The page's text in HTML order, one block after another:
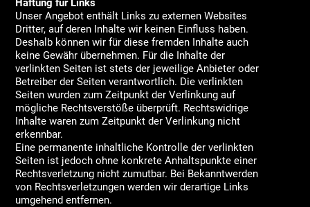
Haftung für Links
Unser Angebot enthält Links zu externen Websites
Dritter, auf deren Inhalte wir keinen Einfluss haben.
Deshalb können wir für diese fremden Inhalte auch
keine Gewähr übernehmen. Für die Inhalte der
verlinkten Seiten ist stets der jeweilige Anbieter oder
Betreiber der Seiten verantwortlich. Die verlinkten
Seiten wurden zum Zeitpunkt der Verlinkung auf
mögliche Rechtsverstöße überprüft. Rechtswidrige
Inhalte waren zum Zeitpunkt der Verlinkung nicht
erkennbar.
Eine permanente inhaltliche Kontrolle der verlinkten
Seiten ist jedoch ohne konkrete Anhaltspunkte einer
Rechtsverletzung nicht zumutbar. Bei Bekanntwerden
von Rechtsverletzungen werden wir derartige Links
umgehend entfernen.